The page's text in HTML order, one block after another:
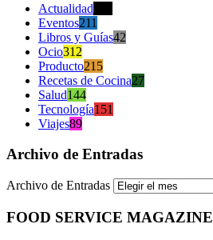
Actualidad
Eventos211
Libros y Guías42
Ocio312
Producto215
Recetas de Cocina27
Salud144
Tecnología151
Viajes89
Archivo de Entradas
Archivo de Entradas
FOOD SERVICE MAGAZINE